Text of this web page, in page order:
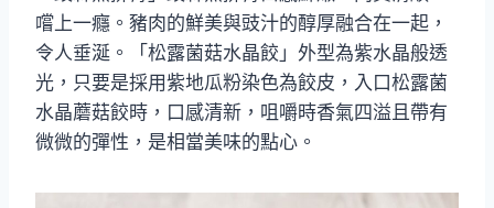
嚐上一癮。豬肉的鮮美與豉汁的醇厚融合在一起，
令人垂涎。「松露菌菇水晶餃」外型為紫水晶般透
光，只要是採用紫地瓜粉染色為餃皮，入口松露菌
水晶蘑菇餃時，口感清新，咀嚼時香氣四溢且帶有
微微的彈性，是相當美味的點心。